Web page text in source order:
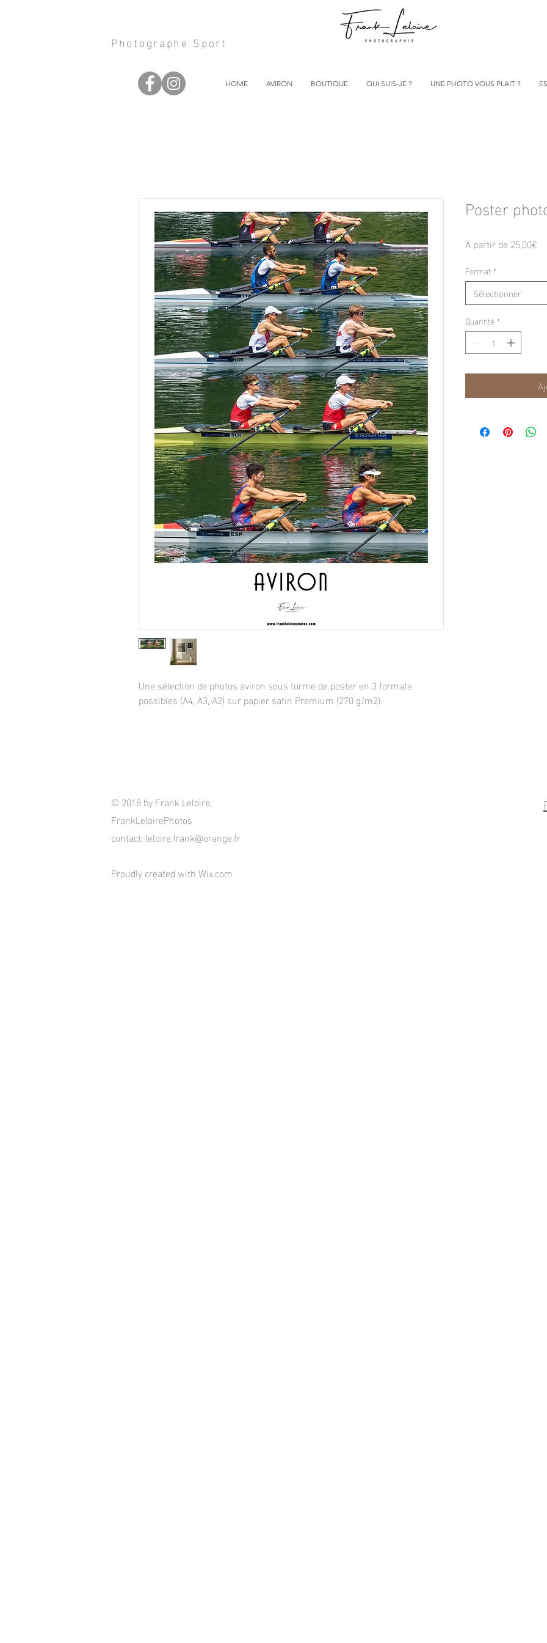
Photographe Sport
HOME AVIRON BOUTIQUE QUI SUIS-JE ? UNE PHOTO VOUS PLAIT ?
Une sélection de photos aviron sous forme de poster en 3 formats
possibles (A4, A3, A2) sur papier satin Premium (270 g/m2).
Poster
À partir de 25,00€Prix
Format *
Sélectionner
Quantité *
© 2018 by Frank Leloire,
FrankLeloirePhotos
contact: leloire.frank@orange.fr
Proudly created with Wix.com